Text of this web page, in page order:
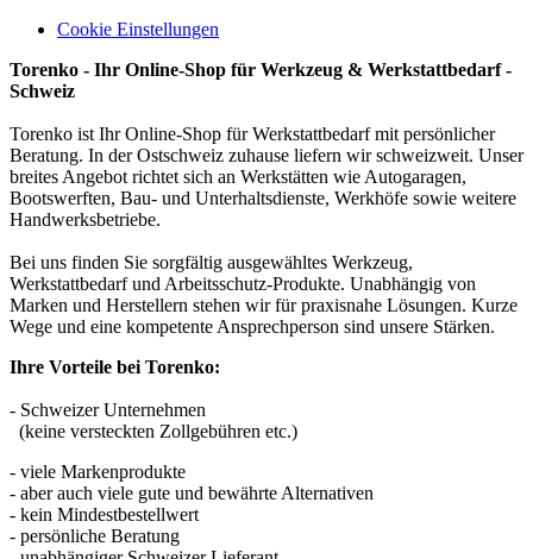
Cookie Einstellungen
Torenko - Ihr Online-Shop für Werkzeug & Werkstattbedarf -
Schweiz
Torenko ist Ihr Online-Shop für Werkstattbedarf mit persönlicher
Beratung. In der Ostschweiz zuhause liefern wir schweizweit. Unser
breites Angebot richtet sich an Werkstätten wie Autogaragen,
Bootswerften, Bau- und Unterhaltsdienste, Werkhöfe sowie weitere
Handwerksbetriebe.
Bei uns finden Sie sorgfältig ausgewähltes Werkzeug,
Werkstattbedarf und Arbeitsschutz-Produkte. Unabhängig von
Marken und Herstellern stehen wir für praxisnahe Lösungen. Kurze
Wege und eine kompetente Ansprechperson sind unsere Stärken.
Ihre Vorteile bei Torenko:
- Schweizer Unternehmen
(keine versteckten Zollgebühren etc.)
- viele Markenprodukte
- aber auch viele gute und bewährte Alternativen
- kein Mindestbestellwert
- persönliche Beratung